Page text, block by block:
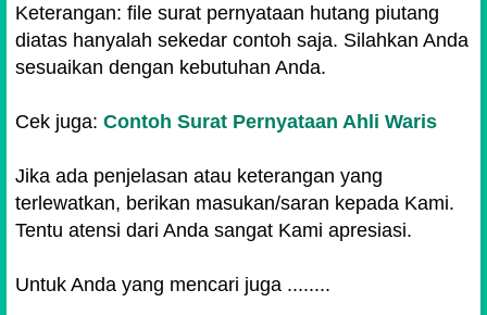
Keterangan: file surat pernyataan hutang piutang
diatas hanyalah sekedar contoh saja. Silahkan Anda
sesuaikan dengan kebutuhan Anda.
Cek juga: Contoh Surat Pernyataan Ahli Waris
Jika ada penjelasan atau keterangan yang
terlewatkan, berikan masukan/saran kepada Kami.
Tentu atensi dari Anda sangat Kami apresiasi.
Untuk Anda yang mencari juga ........